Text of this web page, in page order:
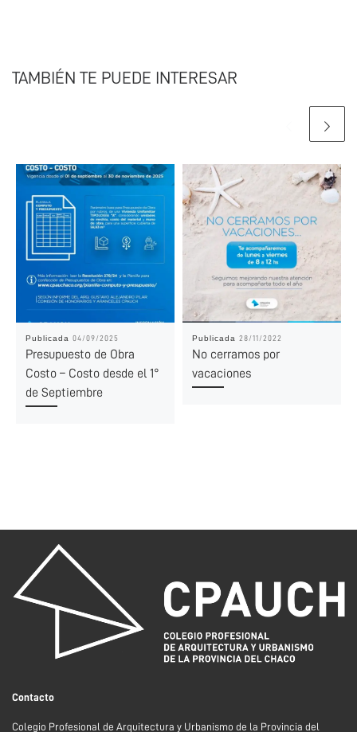
TAMBIÉN TE PUEDE INTERESAR
Publicada 04/09/2025
Presupuesto de Obra
Costo – Costo desde el 1°
de Septiembre
Publicada 28/11/2022
No cerramos por
vacaciones
Contacto
Colegio Profesional de Arquitectura y Urbanismo de la Provincia del